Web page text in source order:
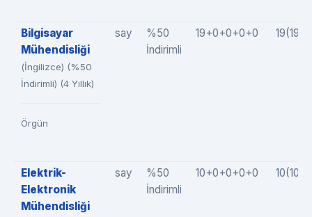
Bilgisayar
Mühendisliği
(İngilizce) (%50
İndirimli) (4 Yıllık)
Örgün
say
%50
İndirimli
19+0+0+0+0
Elektrik-
Elektronik
Mühendisliği
say
%50
İndirimli
10+0+0+0+0